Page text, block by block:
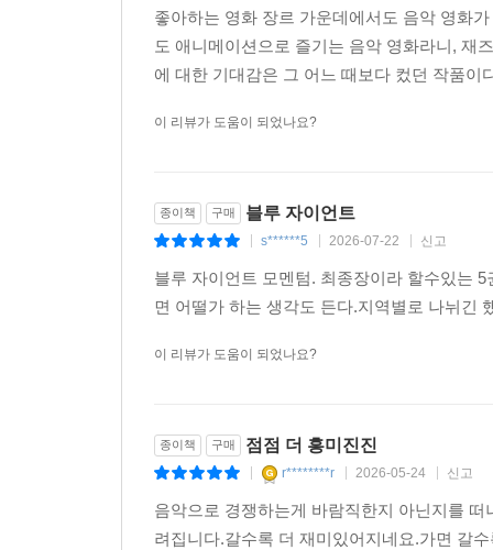
좋아하는 영화 장르 가운데에서도 음악 영화
도 애니메이션으로 즐기는 음악 영화라니, 재
에 대한 기대감은 그 어느 때보다 컸던 작품이
이 리뷰가 도움이 되었나요?
종이책 구매 블루 자이언트
s******5 2026-07-22 신고
블루 자이언트 모멘텀. 최종장이라 할수있는
면 어떨가 하는 생각도 든다.지역별로 나뉘긴
이 리뷰가 도움이 되었나요?
종이책 구매 점점 더 흥미진진
r********r 2026-05-24 신고
음악으로 경쟁하는게 바람직한지 아닌지를
려집니다.갈수록 더 재미있어지네요.가면 갈